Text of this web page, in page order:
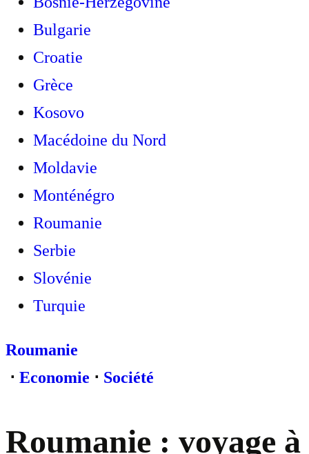
Bulgarie
Croatie
Grèce
Kosovo
Macédoine du Nord
Moldavie
Monténégro
Roumanie
Serbie
Slovénie
Turquie
Roumanie
⋅ Economie ⋅ Société
Roumanie : voyage à